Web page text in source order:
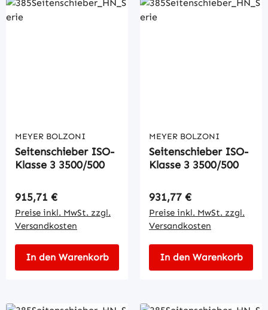
MEYER BOLZONI
Seitenschieber ISO-
Klasse 3 3500/500
Regulärer Preis:
915,71 €
Preise inkl. MwSt. zzgl.
Versandkosten
In den Warenkorb
MEYER BOLZONI
Seitenschieber ISO-
Klasse 3 3500/500
Regulärer Preis:
931,77 €
Preise inkl. MwSt. zzgl.
Versandkosten
In den Warenkorb